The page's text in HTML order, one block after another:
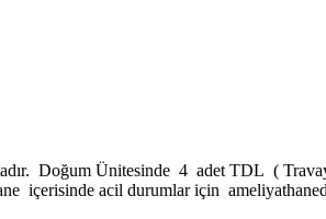
Doğum Ünitesinde 4 adet TDL ( Travay-
içerisinde acil durumlar için